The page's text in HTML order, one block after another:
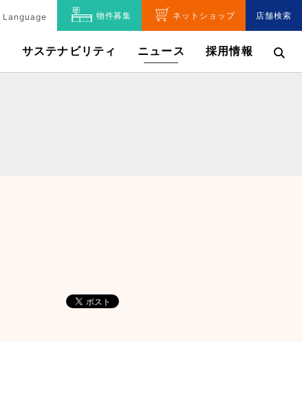
Language 物件募集 ネットショップ 店舗検索
サステナビリティ ニュース 採用情報